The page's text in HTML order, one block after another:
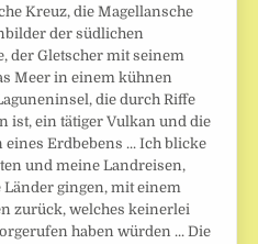
Kreuz, die Magellansche
der südlichen
der Gletscher mit seinem
Meer in einem kühnen
die durch Riffe
ist, ein tätiger Vulkan und die
Erdbebens ... Ich blicke
und meine Landreisen,
gingen, mit einem
zurück, welches keinerlei
haben würden ... Die